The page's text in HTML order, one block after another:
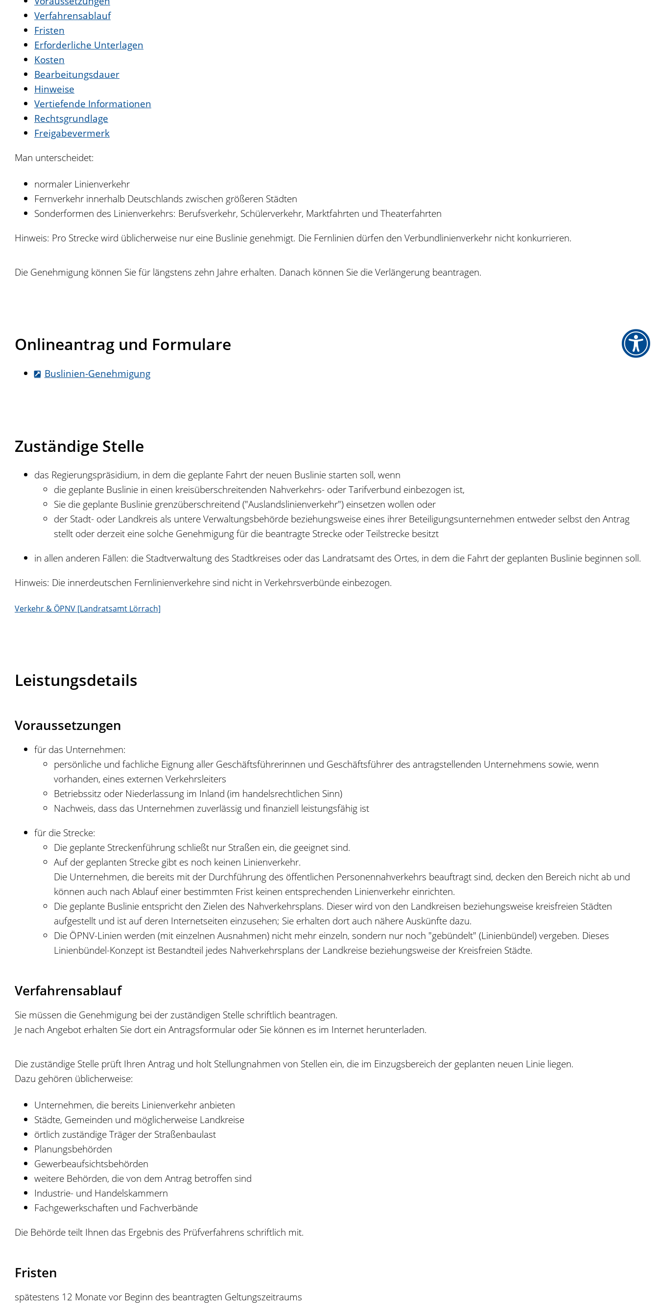
Verfahrensablauf
Fristen
Erforderliche Unterlagen
Kosten
Bearbeitungsdauer
Hinweise
Vertiefende Informationen
Rechtsgrundlage
Freigabevermerk
Man unterscheidet:
normaler Linienverkehr
Fernverkehr innerhalb Deutschlands zwischen größeren Städten
Sonderformen des Linienverkehrs: Berufsverkehr, Schülerverkehr, Marktfahrten und Theaterfahrten
Hinweis: Pro Strecke wird üblicherweise nur eine Buslinie genehmigt. Die Fernlinien dürfen den Verbundlinienverkehr nicht konkurrieren.
Die Genehmigung können Sie für längstens zehn Jahre erhalten. Danach können Sie die Verlängerung beantragen.
Onlineantrag und Formulare
Buslinien-Genehmigung
Zuständige Stelle
das Regierungspräsidium, in dem die geplante Fahrt der neuen Buslinie starten soll, wenn
die geplante Buslinie in einen kreisüberschreitenden Nahverkehrs- oder Tarifverbund einbezogen ist,
Sie die geplante Buslinie grenzüberschreitend ("Auslandslinienverkehr") einsetzen wollen oder
der Stadt- oder Landkreis als untere Verwaltungsbehörde beziehungsweise eines ihrer Beteiligungsunternehmen entweder selbst den Antrag
stellt oder derzeit eine solche Genehmigung für die beantragte Strecke oder Teilstrecke besitzt
in allen anderen Fällen: die Stadtverwaltung des Stadtkreises oder das Landratsamt des Ortes, in dem die Fahrt der geplanten Buslinie beginnen soll.
Hinweis: Die innerdeutschen Fernlinienverkehre sind nicht in Verkehrsverbünde einbezogen.
Verkehr & ÖPNV [Landratsamt Lörrach]
Leistungsdetails
Voraussetzungen
für das Unternehmen:
persönliche und fachliche Eignung aller Geschäftsführerinnen und Geschäftsführer des antragstellenden Unternehmens sowie, wenn
vorhanden, eines externen Verkehrsleiters
Betriebssitz oder Niederlassung im Inland (im handelsrechtlichen Sinn)
Nachweis, dass das Unternehmen zuverlässig und finanziell leistungsfähig ist
für die Strecke:
Die geplante Streckenführung schließt nur Straßen ein, die geeignet sind.
Auf der geplanten Strecke gibt es noch keinen Linienverkehr.
Die Unternehmen, die bereits mit der Durchführung des öffentlichen Personennahverkehrs beauftragt sind, decken den Bereich nicht ab und
können auch nach Ablauf einer bestimmten Frist keinen entsprechenden Linienverkehr einrichten.
Die geplante Buslinie entspricht den Zielen des Nahverkehrsplans. Dieser wird von den Landkreisen beziehungsweise kreisfreien Städten
aufgestellt und ist auf deren Internetseiten einzusehen; Sie erhalten dort auch nähere Auskünfte dazu.
Die ÖPNV-Linien werden (mit einzelnen Ausnahmen) nicht mehr einzeln, sondern nur noch "gebündelt" (Linienbündel) vergeben. Dieses
Linienbündel-Konzept ist Bestandteil jedes Nahverkehrsplans der Landkreise beziehungsweise der Kreisfreien Städte.
Verfahrensablauf
Sie müssen die Genehmigung bei der zuständigen Stelle schriftlich beantragen.
Je nach Angebot erhalten Sie dort ein Antragsformular oder Sie können es im Internet herunterladen.
Die zuständige Stelle prüft Ihren Antrag und holt Stellungnahmen von Stellen ein, die im Einzugsbereich der geplanten neuen Linie liegen.
Dazu gehören üblicherweise:
Unternehmen, die bereits Linienverkehr anbieten
Städte, Gemeinden und möglicherweise Landkreise
örtlich zuständige Träger der Straßenbaulast
Planungsbehörden
Gewerbeaufsichtsbehörden
weitere Behörden, die von dem Antrag betroffen sind
Industrie- und Handelskammern
Fachgewerkschaften und Fachverbände
Die Behörde teilt Ihnen das Ergebnis des Prüfverfahrens schriftlich mit.
Fristen
spätestens 12 Monate vor Beginn des beantragten Geltungszeitraums